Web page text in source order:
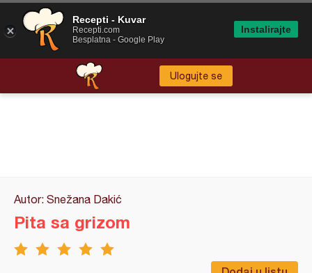
Ulogujte se
Autor: Snežana Dakić
Pita sa grizom
Recepti - Kuvar
Recepti.com
Besplatna - Google Play
Instalirajte